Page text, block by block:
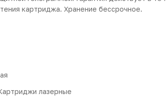
картриджа. Хранение бессрочное.
лазерные